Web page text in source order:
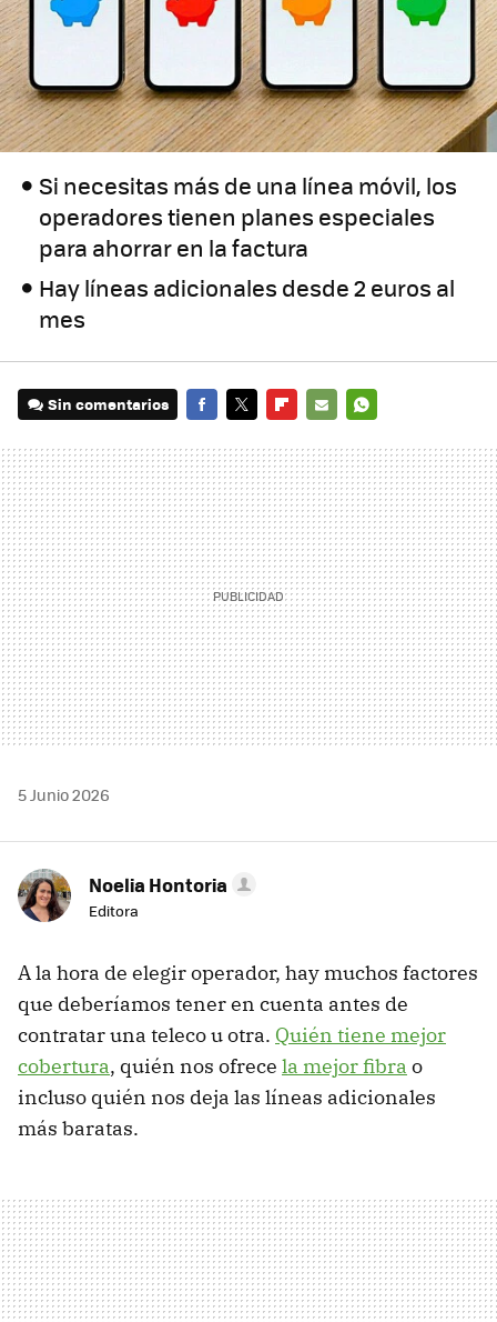
Si necesitas más de una línea móvil, los
operadores tienen planes especiales
para ahorrar en la factura
Hay líneas adicionales desde 2 euros al
mes
Sin comentarios
MAIL
5 Junio 2026
Noelia Hontoria
Editora
A la hora de elegir operador, hay muchos factores
que deberíamos tener en cuenta antes de
contratar una teleco u otra. Quién tiene mejor
cobertura, quién nos ofrece la mejor fibra o
incluso quién nos deja las líneas adicionales
más baratas.